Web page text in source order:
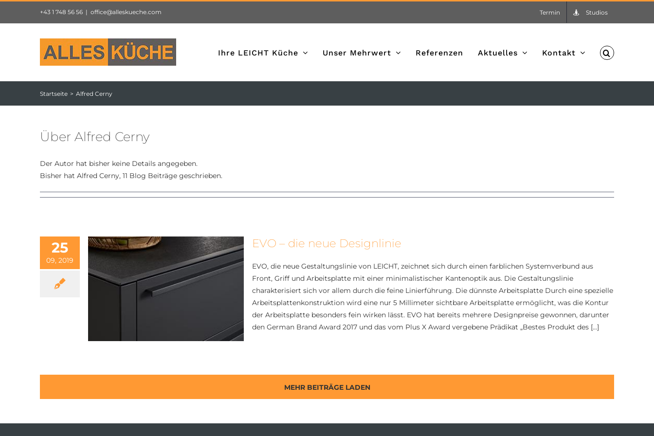
+43 1 748 56 56 | office@alleskueche.com Termin Studios
Ihre LEICHT Küche Unser Mehrwert Referenzen Aktuelles Kontakt
Startseite Alfred Cerny
Über Alfred Cerny
Der Autor hat bisher keine Details angegeben.
Bisher hat Alfred Cerny, 11 Blog Beiträge geschrieben.
25
09, 2019
EVO – die neue Designlinie
EVO – die neue Designlinie
EVO, die neue Gestaltungslinie von LEICHT, zeichnet sich durch einen farblichen Systemverbund aus
Front, Griff und Arbeitsplatte mit einer minimalistischer Kantenoptik aus. Die Gestaltungslinie
charakterisiert sich vor allem durch die feine Linierführung. Die dünnste Arbeitsplatte Durch eine spezielle
Arbeitsplattenkonstruktion wird eine nur 5 Millimeter sichtbare Arbeitsplatte ermöglicht, was die Kontur
der Arbeitsplatte besonders fein wirken lässt. EVO hat bereits mehrere Designpreise gewonnen, darunter
den German Brand Award 2017 und das vom Plus X Award vergebene Prädikat „Bestes Produkt des [...]
MEHR BEITRÄGE LADEN